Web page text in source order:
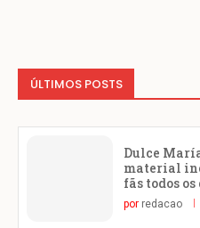
ÚLTIMOS POSTS
Dulce
material
fãs todos os
por redacao